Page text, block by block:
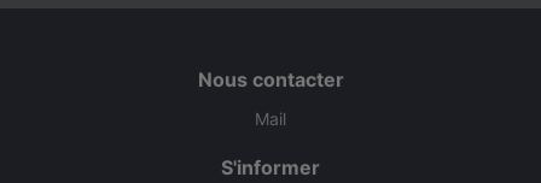
Nous contacter
Mail
S'informer